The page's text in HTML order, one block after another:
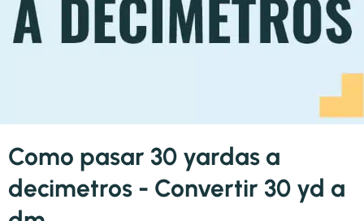
Como pasar 30 yardas a
decimetros - Convertir 30 yd a